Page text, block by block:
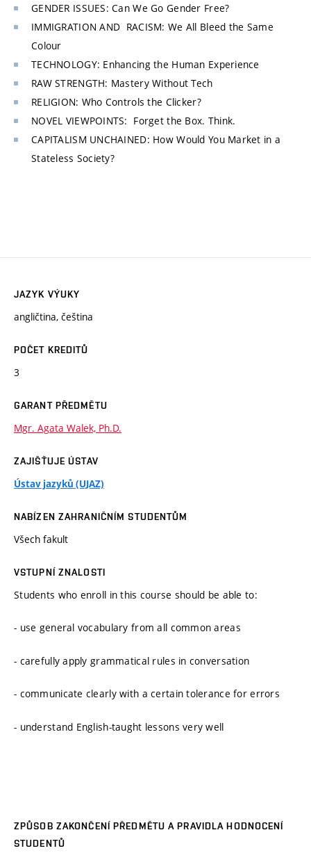
GENDER ISSUES: Can We Go Gender Free?
IMMIGRATION AND RACISM: We All Bleed the Same
Colour
TECHNOLOGY: Enhancing the Human Experience
RAW STRENGTH: Mastery Without Tech
RELIGION: Who Controls the Clicker?
NOVEL VIEWPOINTS: Forget the Box. Think.
CAPITALISM UNCHAINED: How Would You Market in a
Stateless Society?
JAZYK VÝUKY
angličtina, čeština
POČET KREDITŮ
3
GARANT PŘEDMĚTU
Mgr. Agata Walek, Ph.D.
ZAJIŠŤUJE ÚSTAV
Ústav jazyků (UJAZ)
NABÍZEN ZAHRANIČNÍM STUDENTŮM
Všech fakult
VSTUPNÍ ZNALOSTI
Students who enroll in this course should be able to:
- use general vocabulary from all common areas
- carefully apply grammatical rules in conversation
- communicate clearly with a certain tolerance for errors
- understand English-taught lessons very well
ZPŮSOB ZAKONČENÍ PŘEDMĚTU A PRAVIDLA HODNOCENÍ
STUDENTŮ